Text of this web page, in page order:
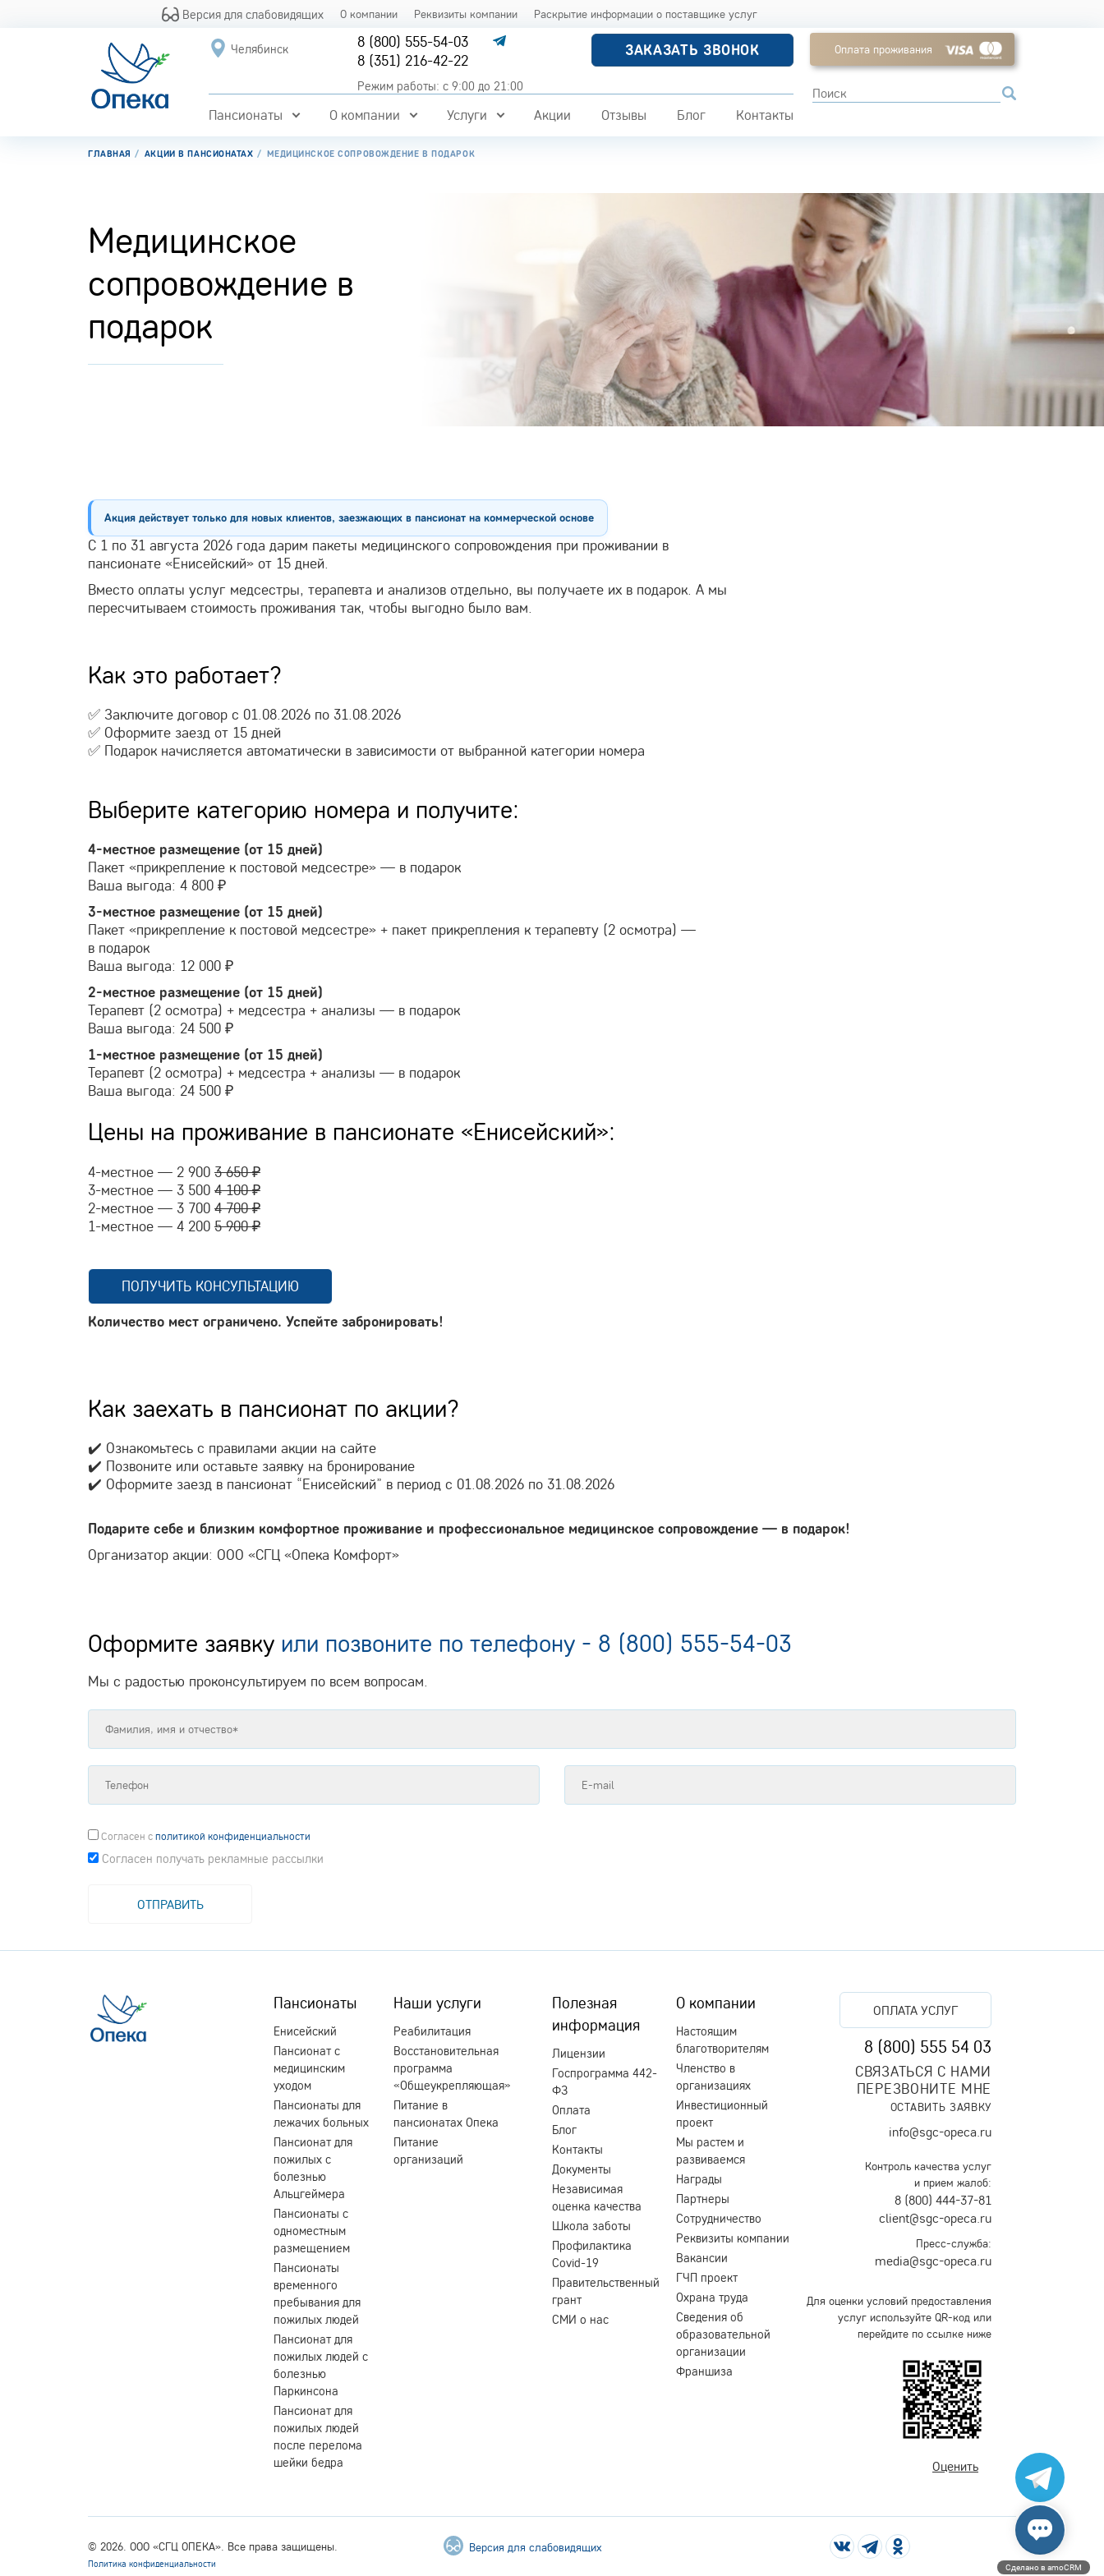
Версия для слабовидящих О компании Реквизиты компании Раскрытие информации о поставщике услуг
Челябинск
8 (800) 555-54-03
8 (351) 216-42-22
Режим работы: с 9:00 до 21:00
ЗАКАЗАТЬ ЗВОНОК
Пансионаты О компании Услуги Акции Отзывы Блог Контакты
Оплата проживания
ГЛАВНАЯ АКЦИИ В ПАНСИОНАТАХ МЕДИЦИНСКОЕ СОПРОВОЖДЕНИЕ В ПОДАРОК
Медицинское
сопровождение в
подарок
Акция действует только для новых клиентов, заезжающих в пансионат на коммерческой основе
С 1 по 31 августа 2026 года дарим пакеты медицинского сопровождения при проживании в
пансионате «Енисейский» от 15 дней.
Вместо оплаты услуг медсестры, терапевта и анализов отдельно, вы получаете их в подарок. А мы
пересчитываем стоимость проживания так, чтобы выгодно было вам.
Как это работает?
✅ Заключите договор с 01.08.2026 по 31.08.2026
✅ Оформите заезд от 15 дней
✅ Подарок начисляется автоматически в зависимости от выбранной категории номера
Выберите категорию номера и получите:
4-местное размещение (от 15 дней)
Пакет «прикрепление к постовой медсестре» — в подарок
Ваша выгода: 4 800 ₽
3-местное размещение (от 15 дней)
Пакет «прикрепление к постовой медсестре» + пакет прикрепления к терапевту (2 осмотра) —
в подарок
Ваша выгода: 12 000 ₽
2-местное размещение (от 15 дней)
Терапевт (2 осмотра) + медсестра + анализы — в подарок
Ваша выгода: 24 500 ₽
1-местное размещение (от 15 дней)
Терапевт (2 осмотра) + медсестра + анализы — в подарок
Ваша выгода: 24 500 ₽
Цены на проживание в пансионате «Енисейский»:
4-местное — 2 900 3 650 ₽
3-местное — 3 500 4 100 ₽
2-местное — 3 700 4 700 ₽
1-местное — 4 200 5 900 ₽
ПОЛУЧИТЬ КОНСУЛЬТАЦИЮ
Количество мест ограничено. Успейте забронировать!
Как заехать в пансионат по акции?
✔️ Ознакомьтесь с правилами акции на сайте
✔️ Позвоните или оставьте заявку на бронирование
✔️ Оформите заезд в пансионат “Енисейский” в период с 01.08.2026 по 31.08.2026
Подарите себе и близким комфортное проживание и профессиональное медицинское сопровождение — в подарок!
Организатор акции: ООО «СГЦ «Опека Комфорт»
Оформите заявку или позвоните по телефону - 8 (800) 555-54-03
Мы с радостью проконсультируем по всем вопросам.
Согласен сполитикой конфиденциальности
Согласен получать рекламные рассылки
Пансионаты
Енисейский
Пансионат с
медицинским
уходом
Пансионаты для
лежачих больных
Пансионат для
пожилых с
болезнью
Альцгеймера
Пансионаты с
одноместным
размещением
Пансионаты
временного
пребывания для
пожилых людей
Пансионат для
пожилых людей с
болезнью
Паркинсона
Пансионат для
пожилых людей
после перелома
шейки бедра
Наши услуги
Реабилитация
Восстановительная
программа
«Общеукрепляющая»
Питание в
пансионатах Опека
Питание
организаций
Полезная
информация
Лицензии
Госпрограмма 442-
ФЗ
Оплата
Блог
Контакты
Документы
Независимая
оценка качества
Школа заботы
Профилактика
Covid-19
Правительственный
грант
СМИ о нас
О компании
Настоящим
благотворителям
Членство в
организациях
Инвестиционный
проект
Мы растем и
развиваемся
Награды
Партнеры
Сотрудничество
Реквизиты компании
Вакансии
ГЧП проект
Охрана труда
Сведения об
образовательной
организации
Франшиза
ОПЛАТА УСЛУГ
8 (800) 555 54 03
СВЯЗАТЬСЯ С НАМИ
ПЕРЕЗВОНИТЕ МНЕ
ОСТАВИТЬ ЗАЯВКУ
info@sgc-opeca.ru
Контроль качества услуг
и прием жалоб:
8 (800) 444-37-81
client@sgc-opeca.ru
Пресс-служба:
media@sgc-opeca.ru
Для оценки условий предоставления
услуг используйте QR-код или
перейдите по ссылке ниже
Оценить
© 2026. ООО «СГЦ ОПЕКА». Все права защищены.
Политика конфиденциальности
Версия для слабовидящих
Сделано в amoCRM